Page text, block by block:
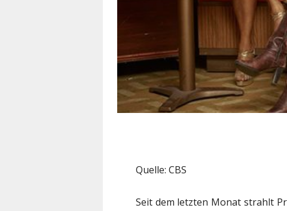
Quelle: CBS
Seit dem letzten Monat strahlt